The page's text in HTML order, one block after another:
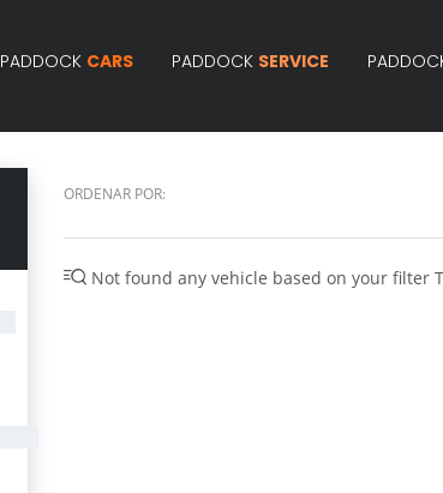
PADDOCK CARS PADDOCK SERVICE
ORDENAR POR:
Not found any vehicle based on your filter